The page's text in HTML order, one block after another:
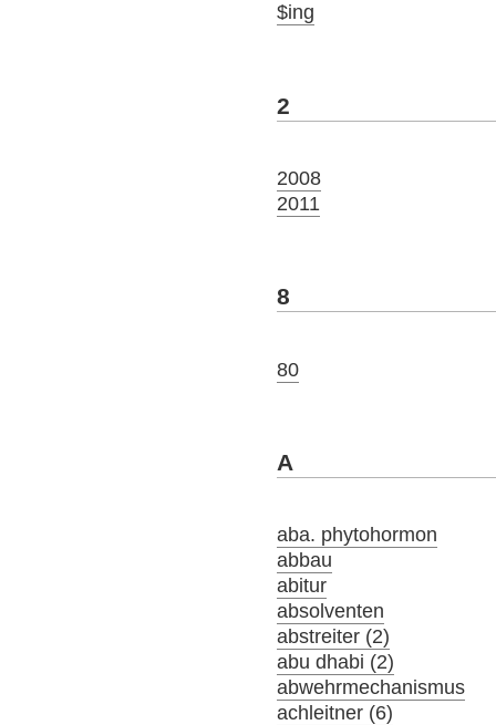
$ing
2
2008
2011
8
80
A
aba. phytohormon
abbau
abitur
absolventen
abstreiter (2)
abu dhabi (2)
abwehrmechanismus
achleitner (6)